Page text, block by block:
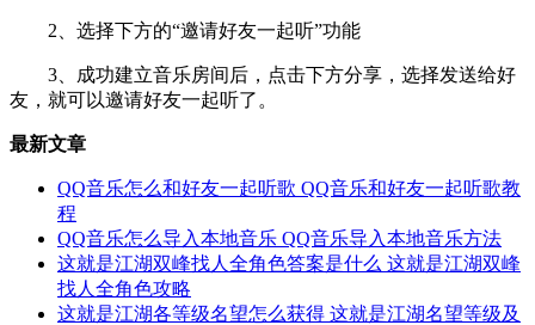
2、选择下方的“邀请好友一起听”功能
3、成功建立音乐房间后，点击下方分享，选择发送给好
友，就可以邀请好友一起听了。
最新文章
QQ音乐怎么和好友一起听歌 QQ音乐和好友一起听歌教
程
QQ音乐怎么导入本地音乐 QQ音乐导入本地音乐方法
这就是江湖双峰找人全角色答案是什么 这就是江湖双峰
找人全角色攻略
这就是江湖各等级名望怎么获得 这就是江湖名望等级及